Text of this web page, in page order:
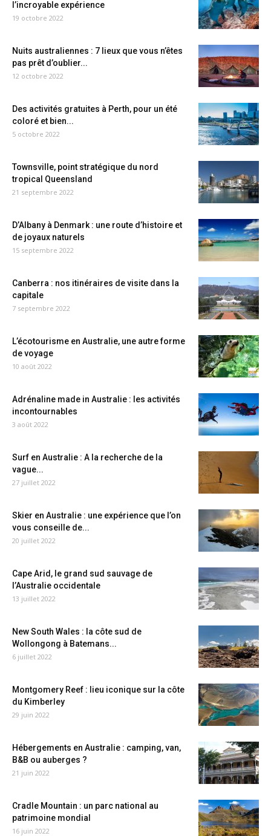
l’incroyable expérience
19 octobre 2022
Nuits australiennes : 7 lieux que vous n’êtes
pas prêt d’oublier...
12 octobre 2022
Des activités gratuites à Perth, pour un été
coloré et bien...
5 octobre 2022
Townsville, point stratégique du nord
tropical Queensland
21 septembre 2022
D’Albany à Denmark : une route d’histoire et
de joyaux naturels
15 septembre 2022
Canberra : nos itinéraires de visite dans la
capitale
7 septembre 2022
L’écotourisme en Australie, une autre forme
de voyage
10 août 2022
Adrénaline made in Australie : les activités
incontournables
3 août 2022
Surf en Australie : A la recherche de la
vague...
27 juillet 2022
Skier en Australie : une expérience que l’on
vous conseille de...
20 juillet 2022
Cape Arid, le grand sud sauvage de
l’Australie occidentale
13 juillet 2022
New South Wales : la côte sud de
Wollongong à Batemans...
6 juillet 2022
Montgomery Reef : lieu iconique sur la côte
du Kimberley
29 juin 2022
Hébergements en Australie : camping, van,
B&B ou auberges ?
21 juin 2022
Cradle Mountain : un parc national au
patrimoine mondial
16 juin 2022